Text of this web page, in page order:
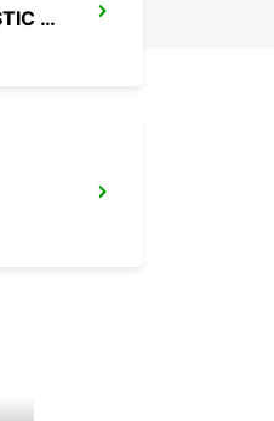
FUKUOKA AIRPORT DOMESTIC TERMINAL